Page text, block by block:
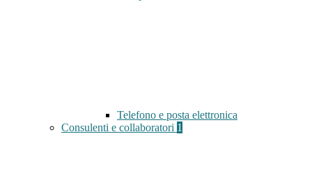
Telefono e posta elettronica
Consulenti e collaboratori 1